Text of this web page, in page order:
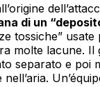
di un
tossiche”
molte lacune.
separato e poi